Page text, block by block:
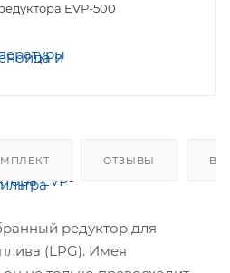
EVP-500
ОТЗЫВЫ
редуктор для
(LPG). Имея